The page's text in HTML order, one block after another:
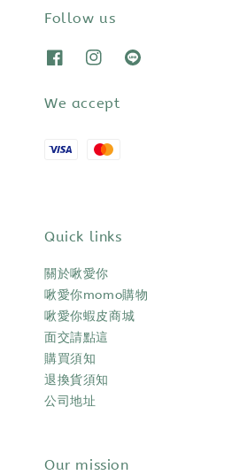
Follow us
We accept
Quick links
關於啾愛你
啾愛你momo購物
啾愛你蝦皮商城
面交請點這
購買須知
退換貨須知
公司地址
Our mission